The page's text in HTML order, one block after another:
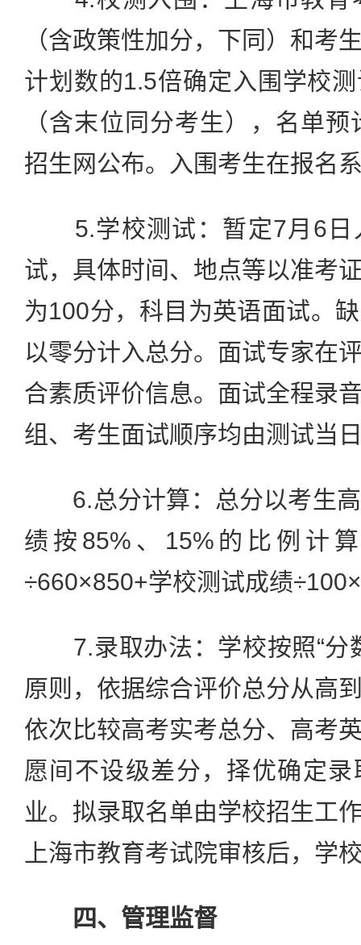
（含政策性加分，下同）和考
计划数的1.5倍确定入围学校
（含末位同分考生），名单
招生网公布。入围考生在报名
5.学校测试：暂定7月6日
试，具体时间、地点等以准考
为100分，科目为英语面试。
以零分计入总分。面试专家在
合素质评价信息。面试全程录
组、考生面试顺序均由测试当
6.总分计算：总分以考生高
绩按85%、15%的比例计
÷660×850+学校测试成绩
7.录取办法：学校按照“分
原则，依据综合评价总分从高
依次比较高考实考总分、高考
愿间不设级差分，择优确定
业。拟录取名单由学校招生工
上海市教育考试院审核后，学
四、管理监督